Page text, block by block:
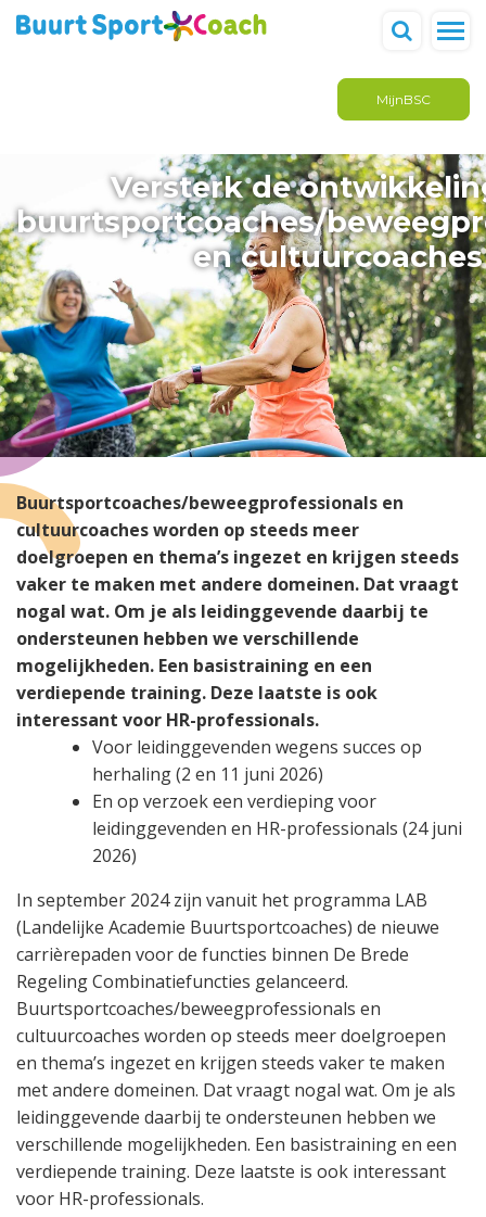
MijnBSC
Versterk de
buurtsportcoaches/
en cultuurcoaches
Buurtsportcoaches/beweegprofessionals en
cultuurcoaches worden op steeds meer
doelgroepen en thema’s ingezet en krijgen steeds
vaker te maken met andere domeinen. Dat vraagt
nogal wat. Om je als leidinggevende daarbij te
ondersteunen hebben we verschillende
mogelijkheden. Een basistraining en een
verdiepende training. Deze laatste is ook
interessant voor HR-professionals.
Voor leidinggevenden wegens succes op
herhaling (2 en 11 juni 2026)
En op verzoek een verdieping voor
leidinggevenden en HR-professionals (24 juni
2026)
In september 2024 zijn vanuit het programma LAB
(Landelijke Academie Buurtsportcoaches) de nieuwe
carrièrepaden voor de functies binnen De Brede
Regeling Combinatiefuncties gelanceerd.
Buurtsportcoaches/beweegprofessionals en
cultuurcoaches worden op steeds meer doelgroepen
en thema’s ingezet en krijgen steeds vaker te maken
met andere domeinen. Dat vraagt nogal wat. Om je als
leidinggevende daarbij te ondersteunen hebben we
verschillende mogelijkheden. Een basistraining en een
verdiepende training. Deze laatste is ook interessant
voor HR-professionals.